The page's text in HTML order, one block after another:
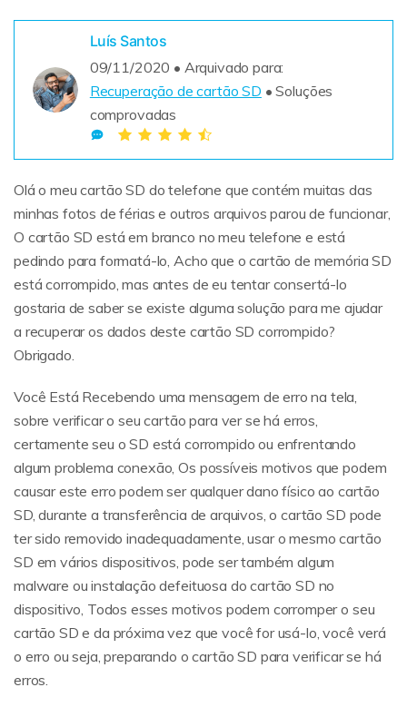
Luís Santos
09/11/2020 • Arquivado para:
Recuperação de cartão SD • Soluções
comprovadas
Olá o meu cartão SD do telefone que contém muitas das
minhas fotos de férias e outros arquivos parou de funcionar,
O cartão SD está em branco no meu telefone e está
pedindo para formatá-lo, Acho que o cartão de memória SD
está corrompido, mas antes de eu tentar consertá-lo
gostaria de saber se existe alguma solução para me ajudar
a recuperar os dados deste cartão SD corrompido?
Obrigado.
Você Está Recebendo uma mensagem de erro na tela,
sobre verificar o seu cartão para ver se há erros,
certamente seu o SD está corrompido ou enfrentando
algum problema conexão, Os possíveis motivos que podem
causar este erro podem ser qualquer dano físico ao cartão
SD, durante a transferência de arquivos, o cartão SD pode
ter sido removido inadequadamente, usar o mesmo cartão
SD em vários dispositivos, pode ser também algum
malware ou instalação defeituosa do cartão SD no
dispositivo, Todos esses motivos podem corromper o seu
cartão SD e da próxima vez que você for usá-lo, você verá
o erro ou seja, preparando o cartão SD para verificar se há
erros.